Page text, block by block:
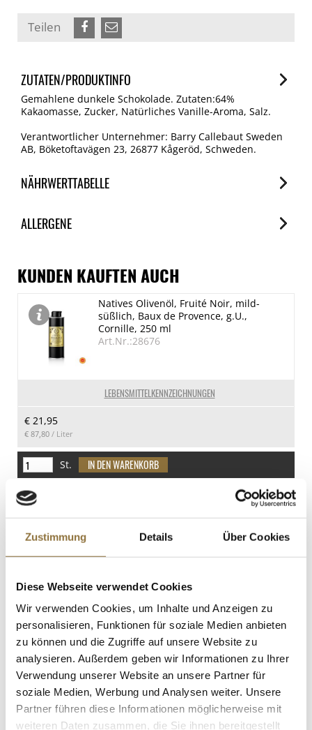
Zustimmung Details Über Cookies
Diese Webseite verwendet Cookies
Wir verwenden Cookies, um Inhalte und Anzeigen zu
personalisieren, Funktionen für soziale Medien anbieten
zu können und die Zugriffe auf unsere Website zu
analysieren. Außerdem geben wir Informationen zu Ihrer
Verwendung unserer Website an unsere Partner für
soziale Medien, Werbung und Analysen weiter. Unsere
Partner führen diese Informationen möglicherweise mit
weiteren Daten zusammen, die Sie ihnen bereitgestellt
Teilen
ZUTATEN/PRODUKTINFO
Gemahlene dunkele Schokolade. Zutaten:64%
Kakaomasse, Zucker, Natürliches Vanille-Aroma, Salz.
Verantwortlicher Unternehmer: Barry Callebaut Sweden
AB, Böketoftavägen 23, 26877 Kågeröd, Schweden.
NÄHRWERTTABELLE
je 100g
Fett
34.9 g
davon gesättigte Fettsäuren
21 g
Kohlenhydrate
35.5 g
Eiweiß
7.4 g
Salz
0.5 g
ALLERGENE
Spuren / Enthalten
Milch
Enthalten
KUNDEN KAUFTEN AUCH
LEBENSMITTELKENNZEICHNUNGEN
Natives Olivenöl, Fruité Noir, mild-
süßlich, Baux de Provence, g.U.,
Cornille, 250 ml
Art.Nr.:28676
€ 21,95
€ 87,80 / Liter
St.
LEBENSMITTELKENNZEICHNUNGEN
Plantagenschokoladentafel Vila
Gracinda 73% Bitter, Michel Cluizel,
Art.Nr.:67287
St.
Baharat, Gewürzmischung für Steak
und Lamm, Altes Gewürzamt, 70 g
Art.Nr.:50653